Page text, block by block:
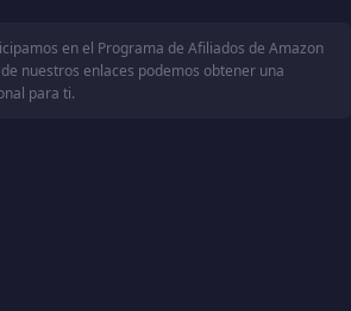
en el Programa de Afiliados de Amazon
nuestros enlaces podemos obtener una
para ti.